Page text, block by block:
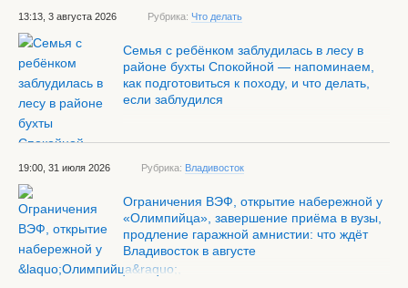
13:13, 3 августа 2026 Рубрика: Что делать
Семья с ребёнком заблудилась в лесу в
районе бухты Спокойной — напоминаем,
как подготовиться к походу, и что делать,
если заблудился
19:00, 31 июля 2026 Рубрика: Владивосток
Ограничения ВЭФ, открытие набережной у
«Олимпийца», завершение приёма в вузы,
продление гаражной амнистии: что ждёт
Владивосток в августе